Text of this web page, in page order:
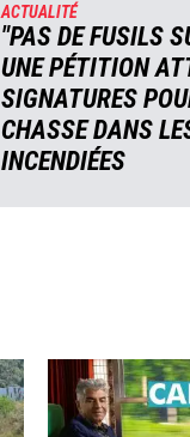
ACTUALITÉ
"PAS DE FUSILS
UNE PÉTITION
SIGNATURES
CHASSE DANS
INCENDIÉES
Image